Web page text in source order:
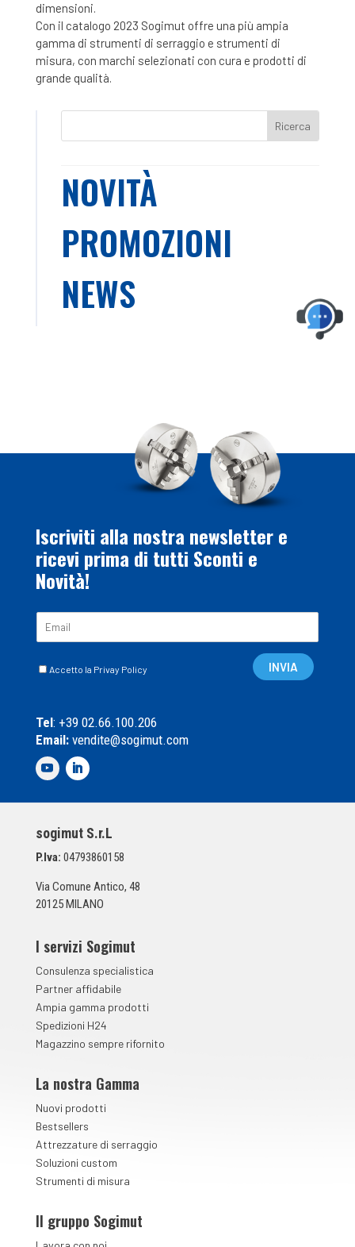
dimensioni.
Con il catalogo 2023 Sogimut offre una più ampia
gamma di strumenti di serraggio e strumenti di
misura, con marchi selezionati con cura e prodotti di
grande qualità.
NOVITÀ
PROMOZIONI
NEWS
Iscriviti alla nostra newsletter e
ricevi prima di tutti Sconti e
Novità!
C
l
e
d
S
u
n
a
*
Accetto la Privay Policy INVIA
Tel: +39 02.66.100.206
Email:vendite@sogimut.com
sogimut S.r.L
P.Iva: 04793860158
Via Comune Antico, 48
20125 MILANO
I servizi Sogimut
Consulenza specialistica
Partner affidabile
Ampia gamma prodotti
Spedizioni H24
Magazzino sempre rifornito
La nostra Gamma
Nuovi prodotti
Bestsellers
Attrezzature di serraggio
Soluzioni custom
Strumenti di misura
Il gruppo Sogimut